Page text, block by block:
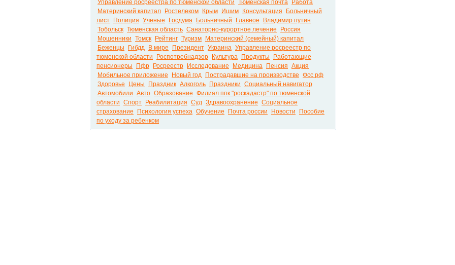
Управление росреестра по тюменской области Тюменская почта
Работа
Материнский капитал
Ростелеком Крым Ишим Консультация
Больничный
лист
Полиция Ученые Госдума Больничный Главное
Владимир путин
Тобольск Тюменская область Санаторно-курортное лечение
Россия
Мошенники Томск Рейтинг Туризм
Материнский (семейный) капитал
Беженцы
Гибдд В мире Президент Украина Управление росреестр по
тюменской области
Роспотребнадзор Культура Продукты
Работающие
пенсионеры
Пфр Росреестр Исследование Медицина Пенсия Акция
Мобильное приложение
Новый год Пострадавшие на производстве Фсс рф
Здоровье
Цены Праздник Алкоголь Праздники Социальный навигатор
Автомобили Авто Образование Филиал ппк "роскадастр" по тюменской
области Спорт Реабилитация Суд Здравоохранение Социальное
страхование
Психология успеха Обучение Почта россии Новости
Пособие
по уходу за ребенком